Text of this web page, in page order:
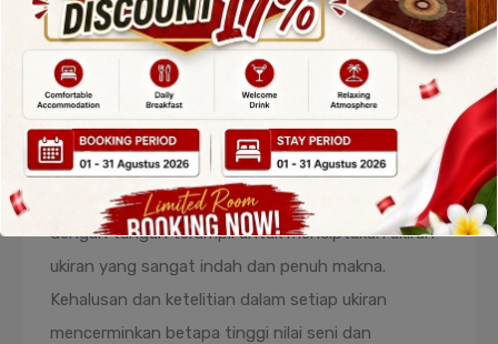
filosofis yang mendalam dan menggambarkan
hubungan antara manusia, alam, dan Tuhan.
Seni ukir Bali yang ditampilkan di Pura Bakungan
adalah contoh yang sempurna dari keahlian para
pengukir Bali yang telah diwariskan turun-temurun.
Para pengukir menggunakan teknik tradisional
dengan tangan terampil untuk menciptakan ukiran-
ukiran yang sangat indah dan penuh makna.
Kehalusan dan ketelitian dalam setiap ukiran
mencerminkan betapa tinggi nilai seni dan